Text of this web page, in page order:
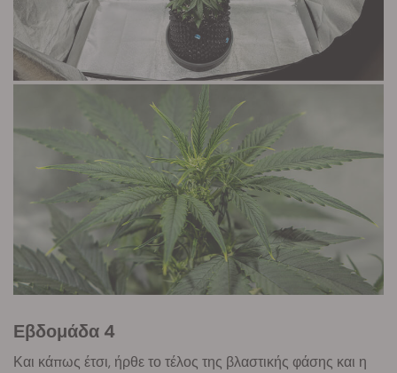
Εβδομάδα 4
Και κάπως έτσι, ήρθε το τέλος της βλαστικής φάσης και η